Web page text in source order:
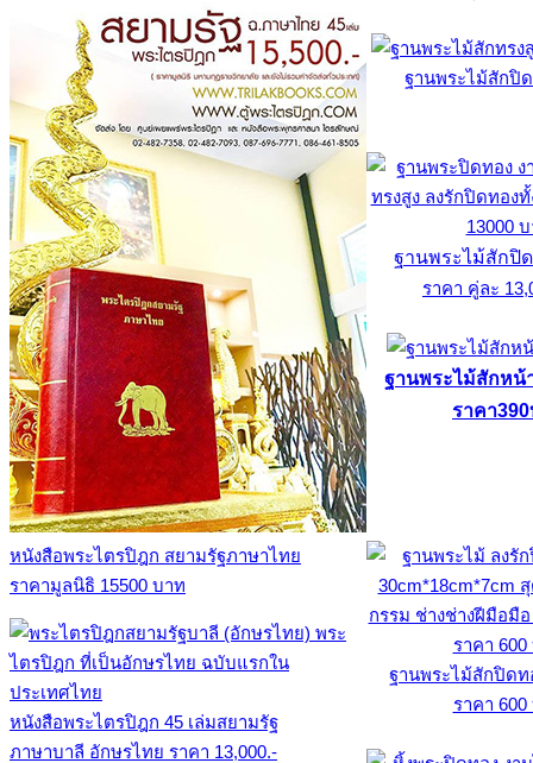
หนังสือพระไตรปิฎก สยามรัฐภาษาไทย
ราคามูลนิธิ 15500 บาท
หนังสือพระไตรปิฎก 45 เล่มสยามรัฐ
ภาษาบาลี อักษรไทย ราคา 13,000.-
ฐานพระไม้สักปิ
ฐานพระไม้สักปิ
ราคา คู่ละ
ฐานพระไม้สักหน้
ราคา
ฐานพระไม้สักปิดท
ราคา